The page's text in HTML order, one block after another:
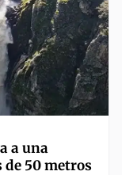
a una
de 50 metros